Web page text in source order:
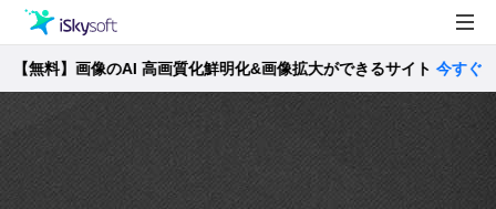
製品
Utility
製品活用事例
ストア
無料】画像のAI 高画質化鮮明化&画像拡大ができるサイト 今すぐ確